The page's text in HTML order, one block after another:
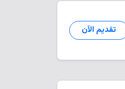
تقديم الآن